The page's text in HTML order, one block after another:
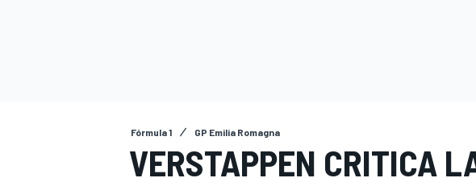
Fórmula 1 GP Emilia Romagna
VERSTAPPEN CRITICA